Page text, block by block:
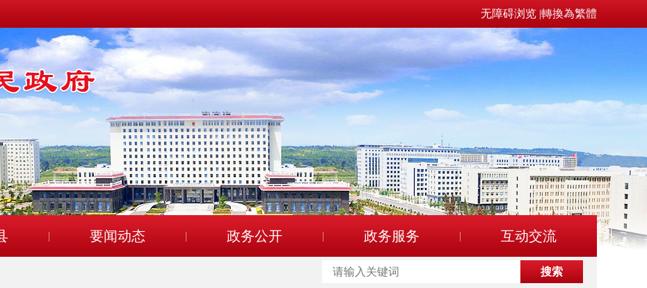
无障碍浏览 |轉換為繁體
要闻动态 政务公开 政务服务 互动交流